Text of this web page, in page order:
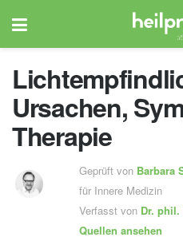
Ursachen,
Therapie
Geprüft von Barbara
für Innere Medizin
Verfasst von Dr. phil.
Quellen ansehen